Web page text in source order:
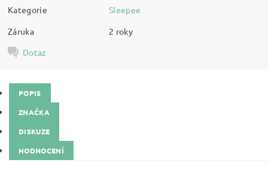
Kategorie
Sleepee
Záruka
2 roky
Dotaz
POPIS
ZNAČKA
DISKUZE
HODNOCENÍ